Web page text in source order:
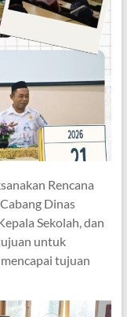
Rencana
Dinas
Sekolah, dan
untuk
tujuan